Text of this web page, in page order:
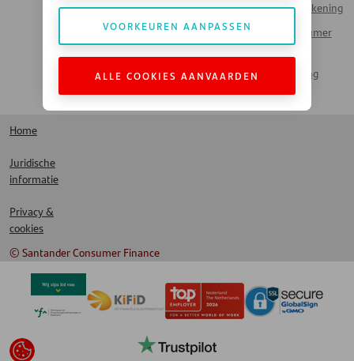
Money Talks
Inloggen Mijn Rekening
Santander Consumer
Bank
Santander Leasing
LinkedIn
Home
Juridische
informatie
Privacy &
cookies
© Santander Consumer Finance
VOORKEUREN AANPASSEN
ALLE COOKIES AANVAARDEN